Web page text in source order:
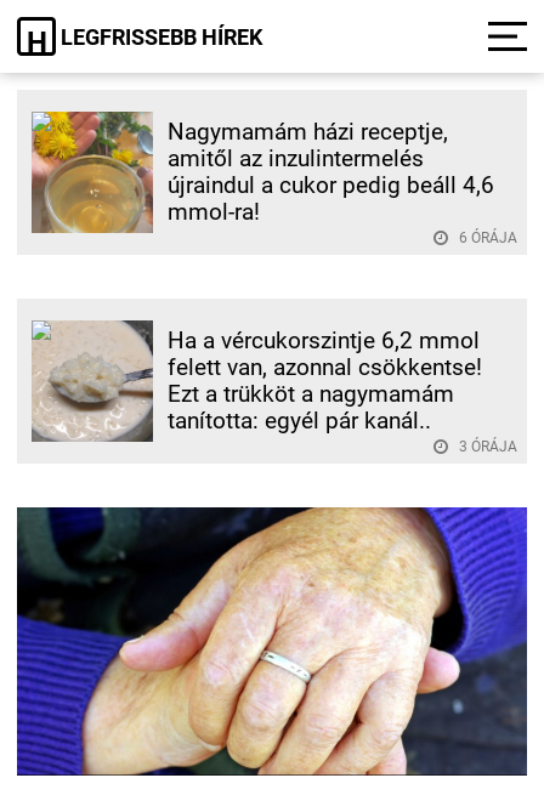
H LEGFRISSEBB HÍREK
Nagymamám házi receptje,
amitől az inzulintermelés
újraindul a cukor pedig beáll 4,6
mmol-ra!
6 ÓRÁJA
Ha a vércukorszintje 6,2 mmol
felett van, azonnal csökkentse!
Ezt a trükköt a nagymamám
tanította: egyél pár kanál..
3 ÓRÁJA